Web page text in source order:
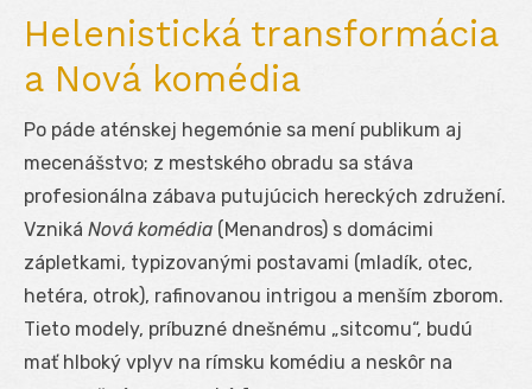
Helenistická transformácia
a Nová komédia
Po páde aténskej hegemónie sa mení publikum aj
mecenášstvo; z mestského obradu sa stáva
profesionálna zábava putujúcich hereckých združení.
Vzniká Nová komédia (Menandros) s domácimi
zápletkami, typizovanými postavami (mladík, otec,
hetéra, otrok), rafinovanou intrigou a menším zborom.
Tieto modely, príbuzné dnešnému „sitcomu“, budú
mať hlboký vplyv na rímsku komédiu a neskôr na